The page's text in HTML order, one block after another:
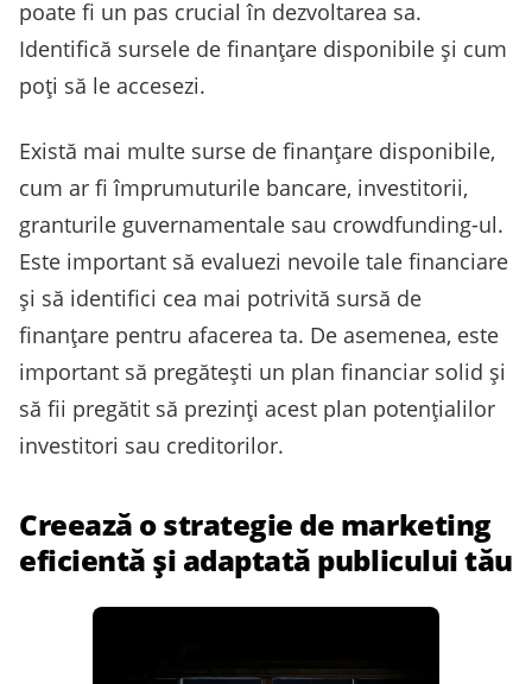
poate fi un pas crucial în dezvoltarea sa.
Identifică sursele de finanțare disponibile și cum
poți să le accesezi.
Există mai multe surse de finanțare disponibile,
cum ar fi împrumuturile bancare, investitorii,
granturile guvernamentale sau crowdfunding-ul.
Este important să evaluezi nevoile tale financiare
și să identifici cea mai potrivită sursă de
finanțare pentru afacerea ta. De asemenea, este
important să pregătești un plan financiar solid și
să fii pregătit să prezinți acest plan potențialilor
investitori sau creditorilor.
Creează o strategie de marketing
eficientă și adaptată publicului tău